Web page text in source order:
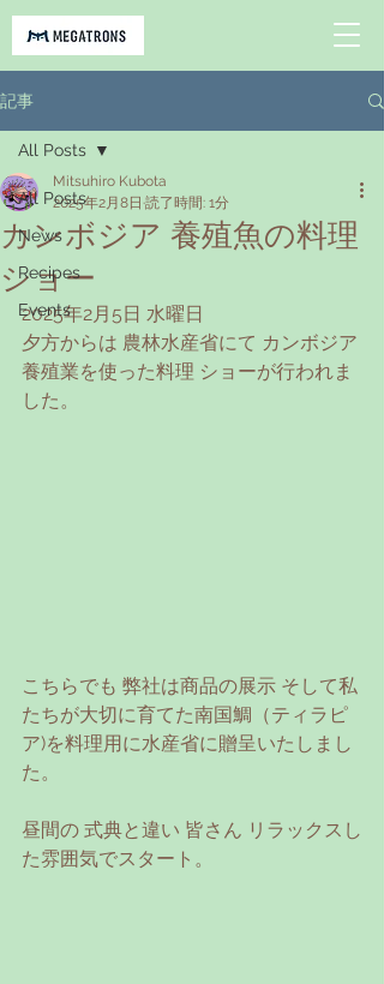
記事
All Posts
News
Recipes
Events
All Posts
カンボジア 養殖魚の料理
ショー
Mitsuhiro Kubota
2025年2月8日 読了時間: 1分
2025年2月5日 水曜日
夕方からは 農林水産省にて カンボジア
養殖業を使った料理 ショーが行われま
した。
こちらでも 弊社は商品の展示 そして私
たちが大切に育てた南国鯛（ティラピ
ア)を料理用に水産省に贈呈いたしまし
た。
昼間の 式典と違い 皆さん リラックスし
た雰囲気でスタート。